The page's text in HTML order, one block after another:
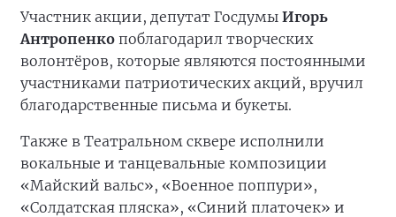
Участник акции, депутат Госдумы Игорь
Антропенко поблагодарил творческих
волонтёров, которые являются постоянными
участниками патриотических акций, вручил
благодарственные письма и букеты.
Также в Театральном сквере исполнили
вокальные и танцевальные композиции
«Майский вальс», «Военное поппури»,
«Солдатская пляска», «Синий платочек» и